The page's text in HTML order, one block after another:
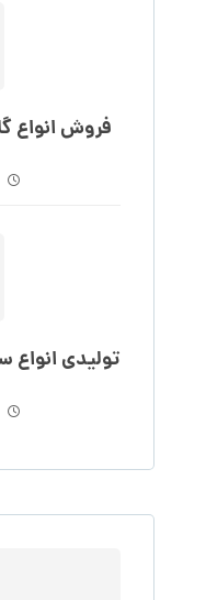
فروش انواع
تولیدی انواع